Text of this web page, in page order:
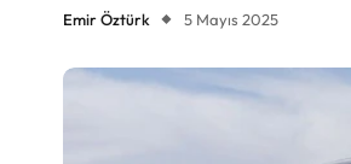
Emir Öztürk 5 Mayıs 2025